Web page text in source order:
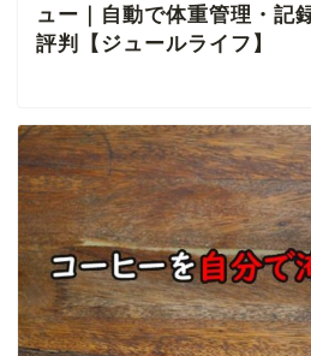
ュー｜自動で体重管理・記
評判【ジュールライフ】